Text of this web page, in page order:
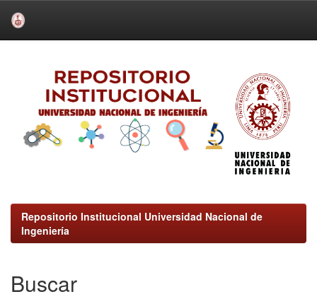
Repositorio Institucional Universidad Nacional de
Ingeniería
Buscar